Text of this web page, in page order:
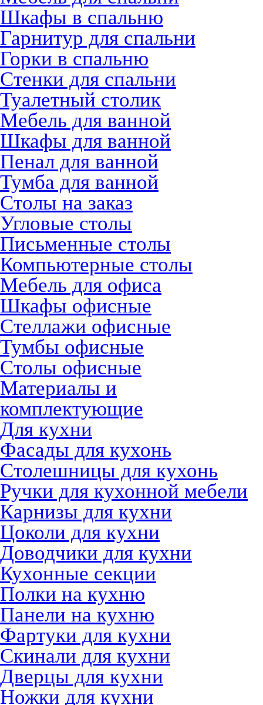
Шкафы в спальню
Гарнитур для спальни
Горки в спальню
Стенки для спальни
Туалетный столик
Мебель для ванной
Шкафы для ванной
Пенал для ванной
Тумба для ванной
Столы на заказ
Угловые столы
Письменные столы
Компьютерные столы
Мебель для офиса
Шкафы офисные
Стеллажи офисные
Тумбы офисные
Столы офисные
Материалы и
комплектующие
Для кухни
Фасады для кухонь
Столешницы для кухонь
Ручки для кухонной мебели
Карнизы для кухни
Цоколи для кухни
Доводчики для кухни
Кухонные секции
Полки на кухню
Панели на кухню
Фартуки для кухни
Скинали для кухни
Дверцы для кухни
Ножки для кухни